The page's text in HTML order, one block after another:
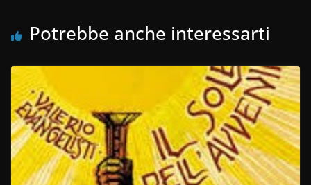
Potrebbe anche interessarti